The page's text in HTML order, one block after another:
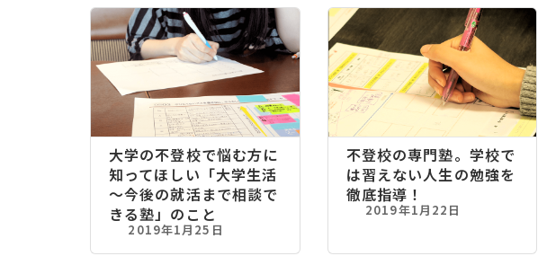
大学の不登校で悩む方に
知ってほしい「大学生活
～今後の就活まで相談で
きる塾」のこと
2019年1月25日
不登校の専門塾。学校で
は習えない人生の勉強を
徹底指導！
2019年1月22日